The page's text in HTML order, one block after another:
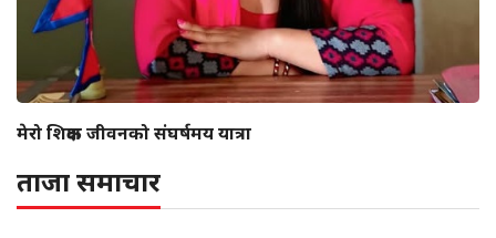
मेरो शिक्षक जीवनको संघर्षमय यात्रा
ताजा समाचार